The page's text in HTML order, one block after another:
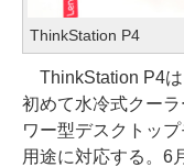
ThinkStation P4
ThinkStation P4は
初めて水冷式クー
ワー型デスクトッ
用途に対応する。6